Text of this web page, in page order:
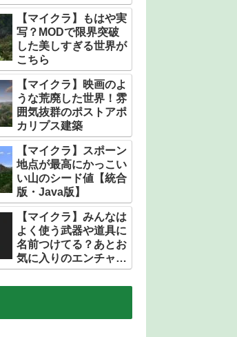
ード値【統合版】
【マイクラ】もはや実
写？MODで限界突破
した美しすぎる世界が
こちら
【マイクラ】映画のよ
うな荒廃した世界！雰
囲気抜群のポストアポ
カリプス建築
【マイクラ】スポーン
地点が最高にかっこい
い山のシード値【統合
版・Java版】
【マイクラ】みんなは
よく使う武器や道具に
名前つけてる？あとお
気に入りのエンチャン
トある？